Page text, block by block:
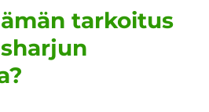
tarkoitus